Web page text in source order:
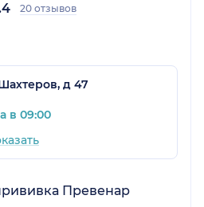
20 отзывов
д 47
в 09:00
Превенар